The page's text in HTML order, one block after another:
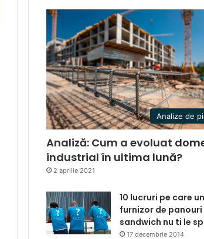
Analize de
Analiză: Cum a evoluat
industrial în ultima lună?
2 aprilie 2021
10 lucruri pe care un
furnizor de panouri
sandwich nu ti le
17 decembrie 2014